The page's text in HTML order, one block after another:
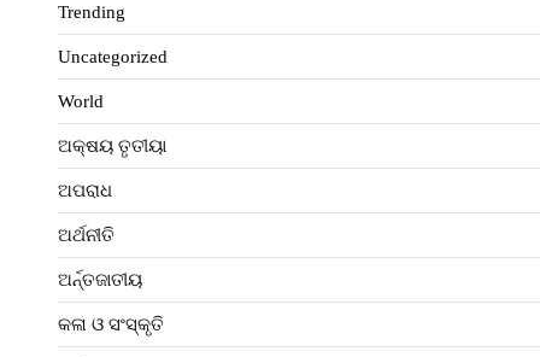
Trending
Uncategorized
World
ଅକ୍ଷୟ ତୃତୀୟା
ଅପରାଧ
ଅର୍ଥନୀତି
ଅର୍ନ୍ତଜାତୀୟ
କଳା ଓ ସଂସ୍କୃତି